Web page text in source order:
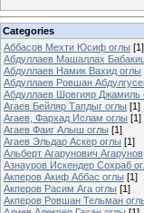
Categories
Аббасов Мехти Юсиф оглы [1]
Абдуллаев Машаллах
Абдуллаев Намик Вахид оглы
Абдуллаев Ровшан
Абдуллаев Шовгияр Джамиль
Агаев Бейляр Тапдыг оглы [1]
Агаев, Фархад Ислам оглы [1]
Агаев Фаиг Алыш оглы [1]
Агаев Эльдар Аскер оглы [1]
Альберт Агарунович Агарунов
Азнауров Искендер Сохраб
Акперов Акиф Аббас оглы [1]
Акперов Расим Ага оглы [1]
Акперов Ровшан Тельман